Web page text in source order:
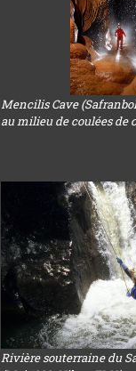
Mencilis Cave
au milieu de coulées de
Rivière souterraine du